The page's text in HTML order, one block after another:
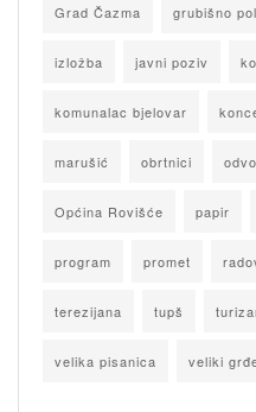
Grad Čazma grubišno
izložba javni poziv
komunalac bjelovar
marušić obrtnici
Općina Rovišće papir
program promet
terezijana tupš
velika pisanica veliki